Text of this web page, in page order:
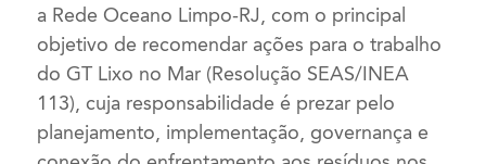
a Rede Oceano Limpo-RJ, com o principal
objetivo de recomendar ações para o trabalho
do GT Lixo no Mar (Resolução SEAS/INEA
113), cuja responsabilidade é prezar pelo
planejamento, implementação, governança e